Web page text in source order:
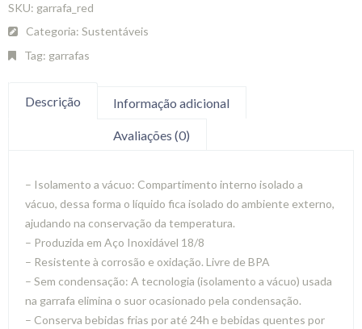
SKU: garrafa_red
Categoria: Sustentáveis
Tag: garrafas
Descrição Informação adicional
Avaliações (0)
– Isolamento a vácuo: Compartimento interno isolado a
vácuo, dessa forma o líquido fica isolado do ambiente externo,
ajudando na conservação da temperatura.
– Produzida em Aço Inoxidável 18/8
– Resistente à corrosão e oxidação. Livre de BPA
– Sem condensação: A tecnologia (isolamento a vácuo) usada
na garrafa elimina o suor ocasionado pela condensação.
– Conserva bebidas frias por até 24h e bebidas quentes por